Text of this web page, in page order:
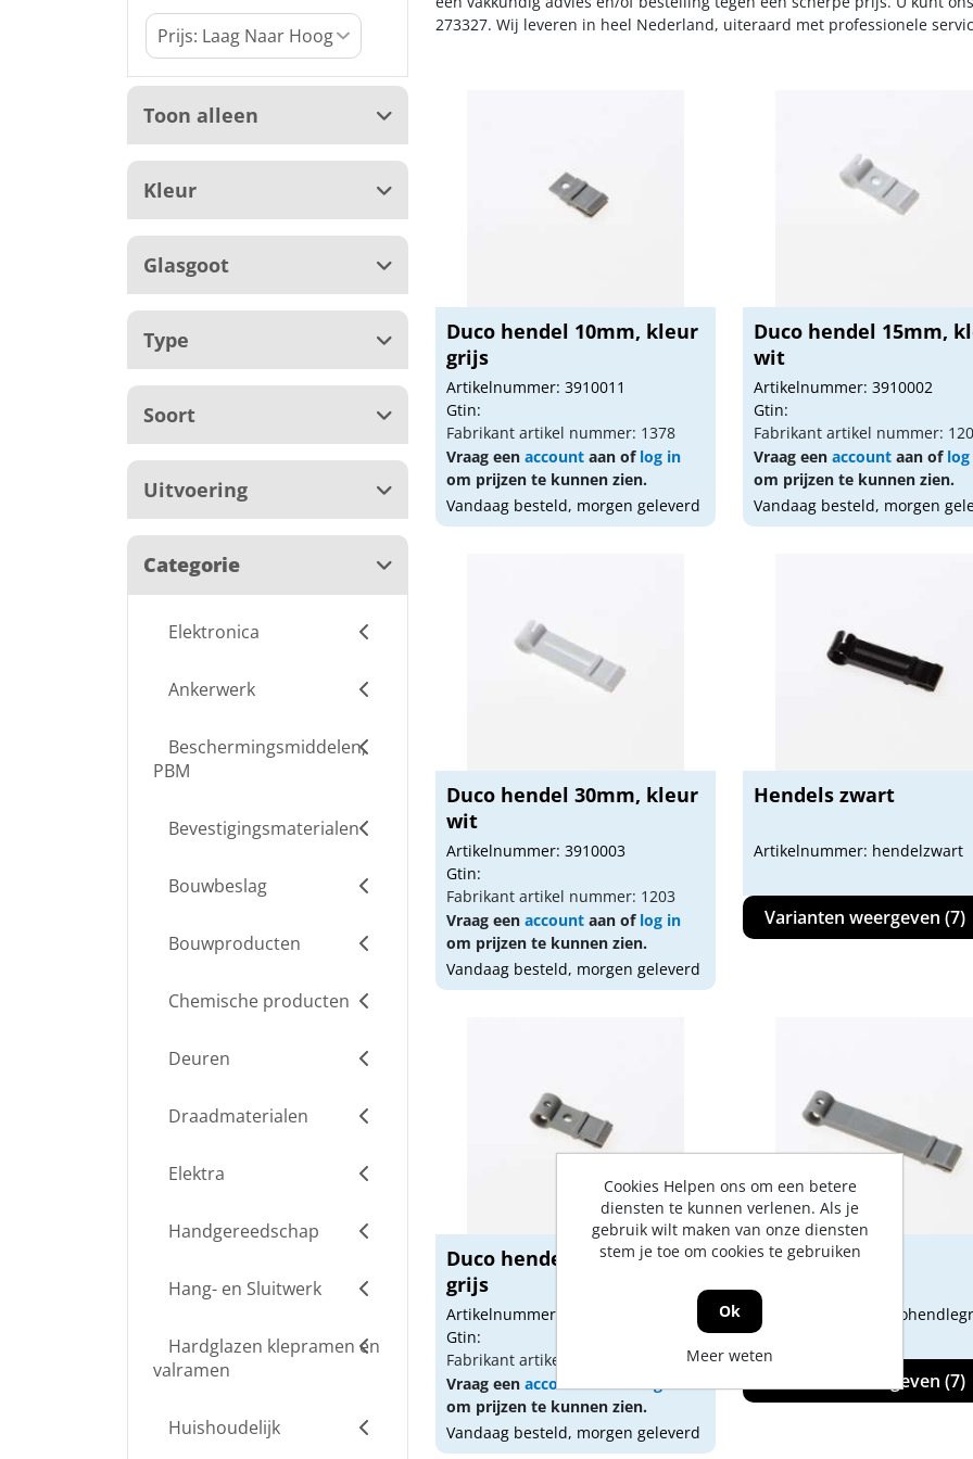
Toon alleen
Kleur
Glasgoot
Type
Soort
Uitvoering
Categorie
Elektronica
Ankerwerk
Beschermingsmiddelen,
PBM
Bevestigingsmaterialen
Bouwbeslag
Bouwproducten
Chemische producten
Deuren
Draadmaterialen
Elektra
Handgereedschap
Hang- en Sluitwerk
Hardglazen klepramen en
valramen
Huishoudelijk
273327. Wij leveren in heel Nederland, uiteraard met professionele
Duco hendel 10mm, kleur
grijs
Artikelnummer: 3910011
Gtin:
Fabrikant artikel nummer: 1378
Vraag een accountaan of log in
om prijzen te kunnen zien.
Vandaag besteld, morgen geleverd
Duco hendel 15mm,
wit
Artikelnummer: 3910002
Gtin:
Fabrikant artikel nummer:
Vraag eenaccount aan of
om prijzen te kunnen zien.
Vandaag besteld, morgen
Duco hendel 30mm, kleur
wit
Artikelnummer: 3910003
Gtin:
Fabrikant artikel nummer: 1203
Vraag een accountaan of log in
om prijzen te kunnen zien.
Vandaag besteld, morgen geleverd
Hendels zwart
Artikelnummer: hendelzwart
Varianten weergeven (7)
Duco hendel 15mm, kleur
grijs
Artikelnummer: 3910012
Gtin:
Fabrikant artikel nummer: 1201
Vraag een accountaan oflog in
om prijzen te kunnen zien.
Vandaag besteld, morgen geleverd
Hendels grijs
Artikelnummer:
Varianten weergeven (7)
Cookies Helpen ons om een betere
diensten te kunnen verlenen. Als je
gebruik wilt maken van onze diensten
stem je toe om cookies te gebruiken
Ok
Meer weten